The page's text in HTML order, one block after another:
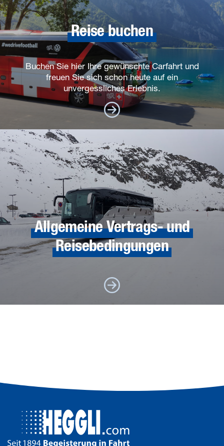
Reise buchen
Buchen Sie hier Ihre gewünschte Carfahrt und
freuen Sie sich schon heute auf ein
unvergessliches Erlebnis.
Allgemeine Vertrags- und
Reisebedingungen